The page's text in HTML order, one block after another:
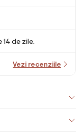
de zile.
Vezi recenziile